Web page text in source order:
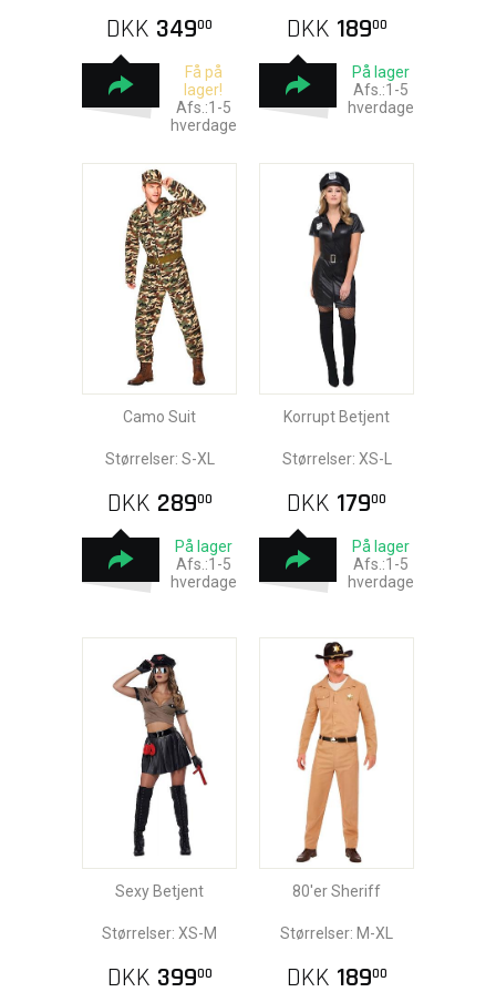
DKK 34900
Få på
lager!
Afs.:1-5
hverdage
DKK 18900
På lager
Afs.:1-5
hverdage
Camo Suit
Størrelser: S-XL
DKK 28900
På lager
Afs.:1-5
hverdage
Korrupt Betjent
Størrelser: XS-L
DKK 17900
På lager
Afs.:1-5
hverdage
Sexy Betjent
Størrelser: XS-M
DKK 39900
80'er Sheriff
Størrelser: M-XL
DKK 18900